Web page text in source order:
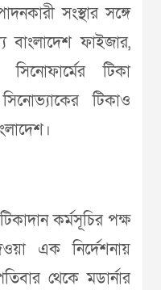
সংস্থার সঙ্গে
ফাইজার,
সিনোফার্মের টিকা
টিকাও
টিকাদান কর্মসূচির পক্ষ
এক নির্দেশনায়
থেকে মডার্নার